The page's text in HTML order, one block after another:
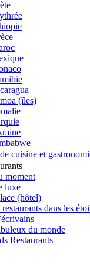
(îles)
cuisine et
moment
luxe
(hôtel)
dans les
du monde
Restaurants